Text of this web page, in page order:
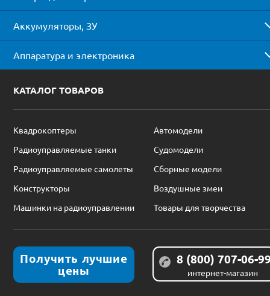
Аккумуляторы, ЗУ
Аппаратура и электроника
КАТАЛОГ ТОВАРОВ
Квадрокоптеры
Автомодели
Радиоуправляемые танки
Судомодели
Радиоуправляемые самолеты
Сборные модели
Конструкторы
Воздушные змеи
Машинки на радиоуправлении
Товары для творчества
Получить лучшие
цены
8 (800) 707-06-
интернет-магазин